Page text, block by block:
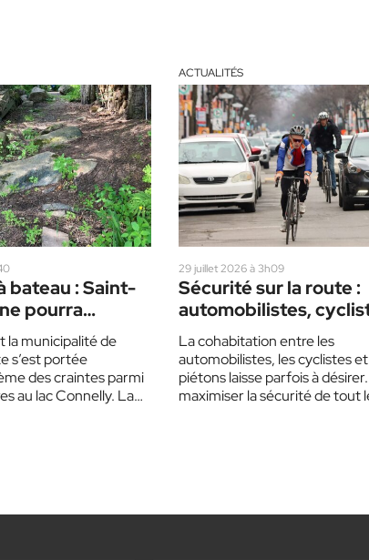
bateau : Saint-
pourra
rampe
un an
la municipalité de
s’est portée
des craintes parmi
au lac Connelly. La
ACTUALITÉS
29 juillet 2026 à 3h09
Sécurité sur la route :
automobilistes,
piétons : le
civisme pour règle
La cohabitation entre les
automobilistes, les cyclistes
piétons laisse parfois à
maximiser la sécurité de tout